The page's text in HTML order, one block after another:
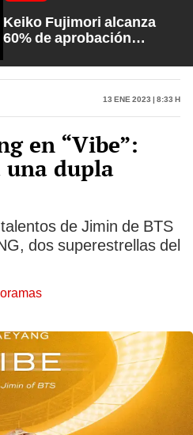
Keiko Fujimori alcanza
60% de aprobación
Rosa María Palacios
13 Ene 2023 | 8:33 h
en “Vibe”:
una dupla
de Jimin de BTS
dos superestrellas del